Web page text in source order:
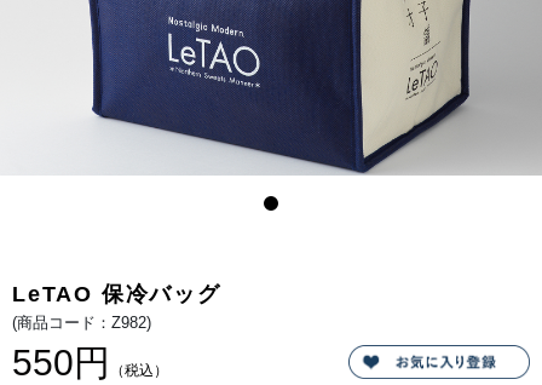
LeTAO 保冷バッグ
(商品コード：Z982)
550円 （税込）